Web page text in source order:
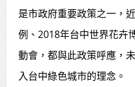
不對稱戰力
蔣萬安再拋出「
邁組閣
是市政府重要政策之一，
例、2018年台中世界花卉
動會，都與此政策呼應，
入台中綠色城市的理念。